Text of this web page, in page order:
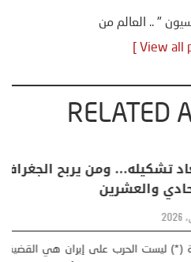
" .. العالم من
RELATED
سبتة إلى كييف .. أوروبا
الجبهات”
الجماعي لآلاف المغاربة نحو مدينة